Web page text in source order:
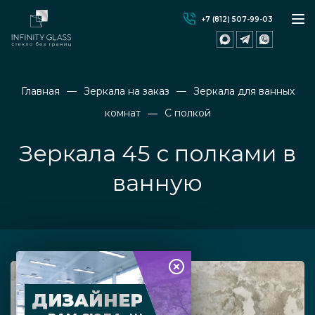
+7 (812) 507-99-03
Главная Зеркала на заказ
Зеркала для ванных
комнат
С полкой
Зеркала 45 с полками в
ванную
ДИЗАЙНЕР